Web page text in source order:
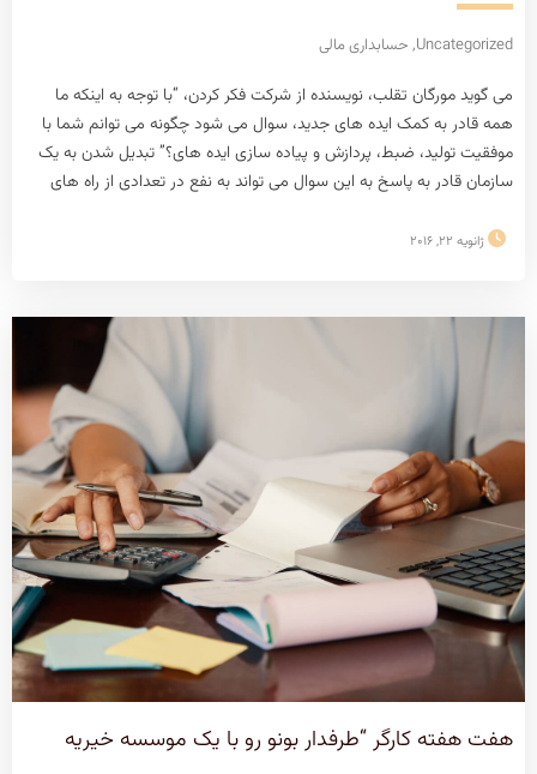
Uncategorized
, حسابداری مالی
می گوید مورگان تقلب، نویسنده از شرکت فکر کردن، “با توجه به اینکه ما
همه قادر به کمک ایده های جدید، سوال می شود چگونه می توانم شما با
موفقیت تولید، ضبط، پردازش و پیاده سازی ایده های؟” تبدیل شدن به یک
سازمان قادر به پاسخ به این سوال می تواند به نفع در تعدادی از راه های
ژانویه 22, 2016
هفت هفته کارگر “طرفدار بونو رو با یک موسسه خیریه